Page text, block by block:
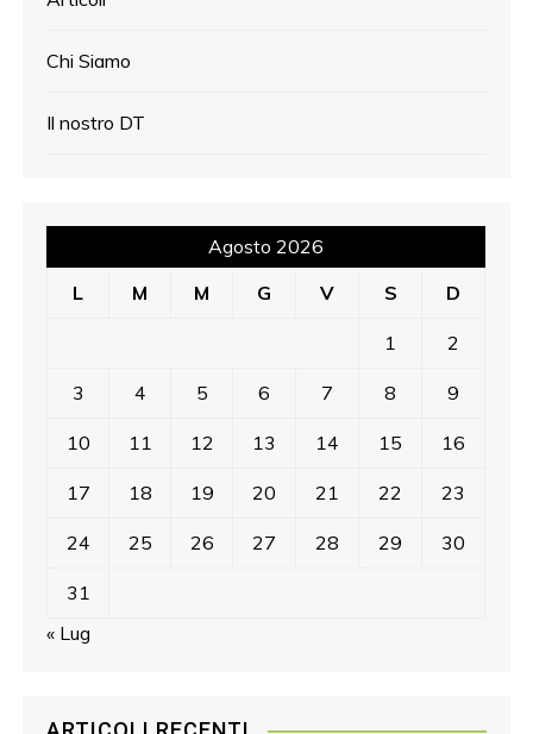
Chi Siamo
Il nostro DT
Agosto 2026
L
M M G V S D
1 2
3 4 5 6 7 8 9
10 11 12 13 14 15 16
17 18 19 20 21 22 23
24 25 26 27 28 29 30
31
« Lug